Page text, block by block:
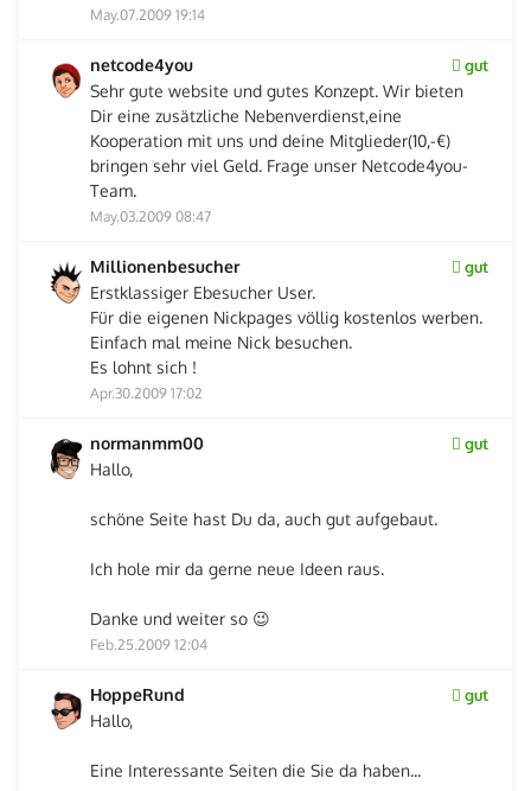
May.07.2009 19:14
netcode4you gut
Sehr gute website und gutes Konzept. Wir bieten
Dir eine zusätzliche Nebenverdienst,eine
Kooperation mit uns und deine Mitglieder(10,-€)
bringen sehr viel Geld. Frage unser Netcode4you-
Team.
May.03.2009 08:47
Millionenbesucher gut
Erstklassiger Ebesucher User.
Für die eigenen Nickpages völlig kostenlos werben.
Einfach mal meine Nick besuchen.
Es lohnt sich !
Apr.30.2009 17:02
normanmm00 gut
Hallo,
schöne Seite hast Du da, auch gut aufgebaut.
Ich hole mir da gerne neue Ideen raus.
Danke und weiter so 😉
Feb.25.2009 12:04
HoppeRund gut
Hallo,
Eine Interessante Seiten die Sie da haben...